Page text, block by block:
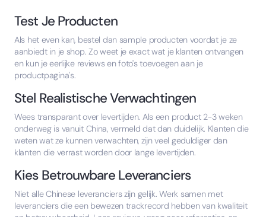
Test Je Producten
Als het even kan, bestel dan sample producten voordat je ze
aanbiedt in je shop. Zo weet je exact wat je klanten ontvangen
en kun je eerlijke reviews en foto's toevoegen aan je
productpagina's.
Stel Realistische Verwachtingen
Wees transparant over levertijden. Als een product 2-3 weken
onderweg is vanuit China, vermeld dat dan duidelijk. Klanten die
weten wat ze kunnen verwachten, zijn veel geduldiger dan
klanten die verrast worden door lange levertijden.
Kies Betrouwbare Leveranciers
Niet alle Chinese leveranciers zijn gelijk. Werk samen met
leveranciers die een bewezen trackrecord hebben van kwaliteit